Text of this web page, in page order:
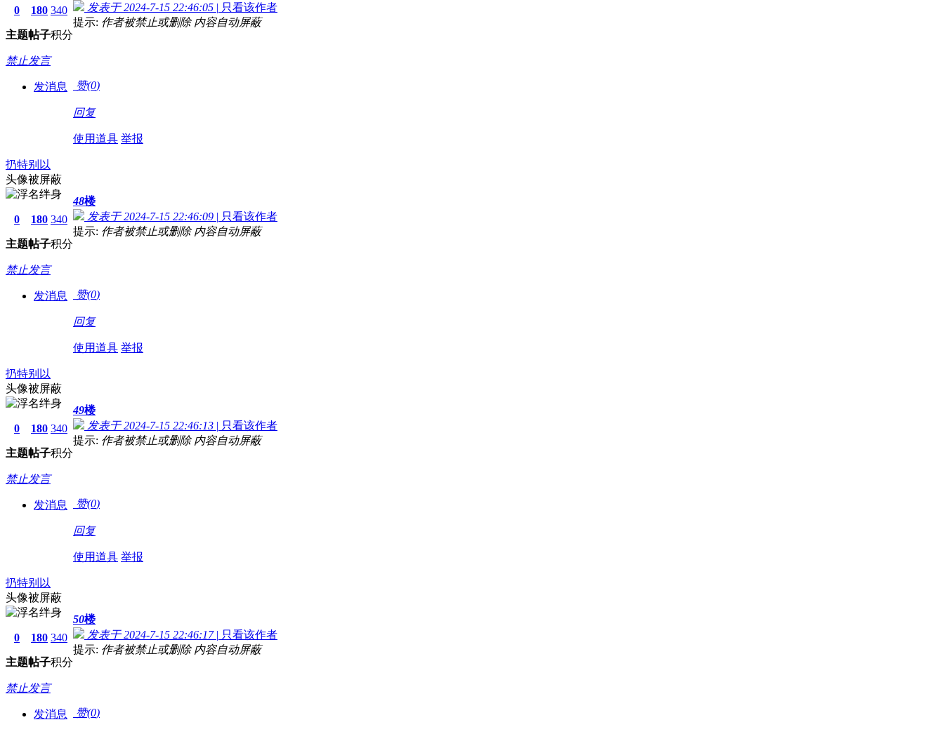
0
主题
180
帖子
340
积分
禁止发言
发消息
发表于 2024-7-15 22:46:05 | 只看该作者
提示: 作者被禁止或删除 内容自动屏蔽
赞(0)
回复
使用道具 举报
扔特别以
头像被屏蔽
0
主题
180
帖子
340
积分
禁止发言
发消息
48楼
发表于 2024-7-15 22:46:09 | 只看该作者
提示: 作者被禁止或删除 内容自动屏蔽
赞(0)
回复
使用道具 举报
扔特别以
头像被屏蔽
0
主题
180
帖子
340
积分
禁止发言
发消息
49楼
发表于 2024-7-15 22:46:13 | 只看该作者
提示: 作者被禁止或删除 内容自动屏蔽
赞(0)
回复
使用道具 举报
扔特别以
头像被屏蔽
0
主题
180
帖子
340
积分
禁止发言
发消息
50楼
发表于 2024-7-15 22:46:17 | 只看该作者
提示: 作者被禁止或删除 内容自动屏蔽
赞(0)